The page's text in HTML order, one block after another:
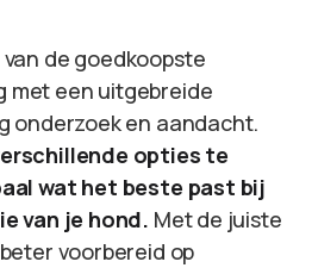
de goedkoopste
met een uitgebreide
onderzoek en aandacht.
opties te
wat het beste past bij
van je hond. Met de juiste
voorbereid op